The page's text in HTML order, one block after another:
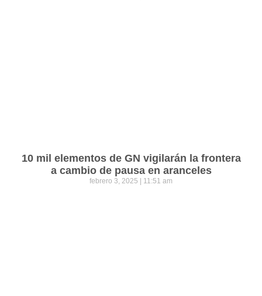
10 mil elementos de GN vigilarán la frontera
a cambio de pausa en aranceles
febrero 3, 2025 11:51 am